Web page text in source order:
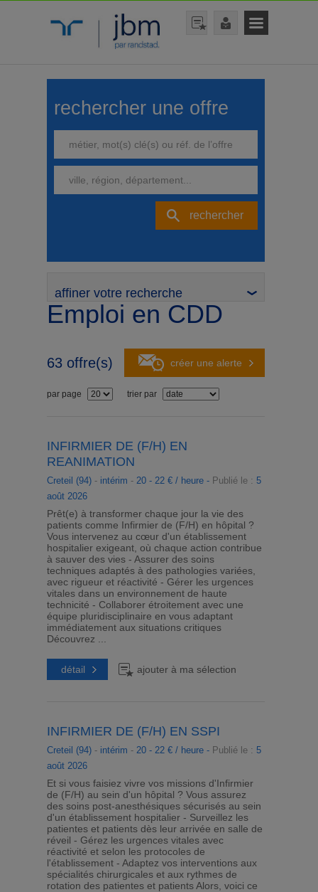
Emploi en CDD
63offre(s) créer une alerte
par page trier par
INFIRMIER DE (F/H) EN
REANIMATION
Creteil (94)- intérim - 20 - 22 € / heure - Publié le : 5
août 2026
Prêt(e) à transformer chaque jour la vie des
patients comme Infirmier de (F/H) en hôpital ?
Vous intervenez au cœur d'un établissement
hospitalier exigeant, où chaque action contribue
à sauver des vies - Assurer des soins
techniques adaptés à des pathologies variées,
avec rigueur et réactivité - Gérer les urgences
vitales dans un environnement de haute
technicité - Collaborer étroitement avec une
équipe pluridisciplinaire en vous adaptant
immédiatement aux situations critiques
Découvrez ...
détail ajouter à ma sélection
INFIRMIER DE (F/H) EN SSPI
Creteil (94)- intérim - 20 - 22 € / heure - Publié le : 5
août 2026
Et si vous faisiez vivre vos missions d'Infirmier
de (F/H) au sein d'un hôpital ? Vous assurez
des soins post-anesthésiques sécurisés au sein
d'un établissement hospitalier - Surveillez les
patientes et patients dès leur arrivée en salle de
réveil - Gérez les urgences vitales avec
réactivité et selon les protocoles de
l'établissement - Adaptez vos interventions aux
spécialités chirurgicales et aux rythmes de
rotation des patientes et patients Alors, voici ce
rechercher une offre
rechercher
affiner votre recherche